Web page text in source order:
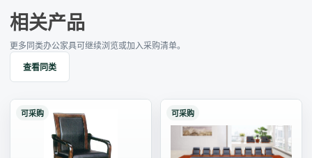
相关产品
更多同类办公家具可继续浏览或加入采购清单。
查看同类
可采购 可采购